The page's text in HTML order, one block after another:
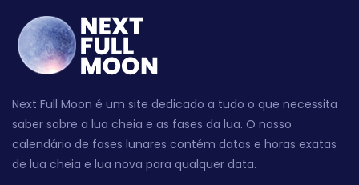
Next Full Moon é um site dedicado a tudo o que necessita
saber sobre a lua cheia e as fases da lua. O nosso
calendário de fases lunares contém datas e horas exatas
de lua cheia e lua nova para qualquer data.